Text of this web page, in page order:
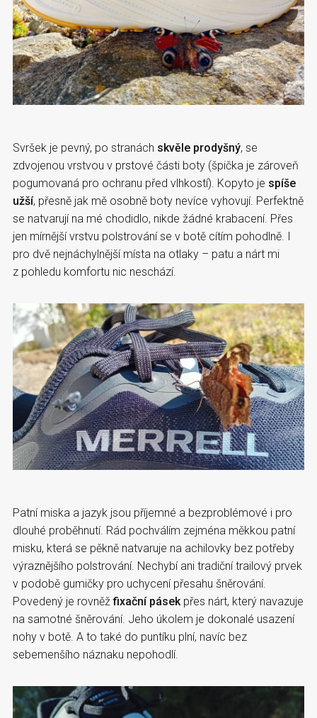
Svršek je pevný, po stranách skvěle prodyšný, se
zdvojenou vrstvou v prstové části boty (špička je zároveň
pogumovaná pro ochranu před vlhkostí). Kopyto je spíše
užší, přesně jak mě osobně boty nevíce vyhovují. Perfektně
se natvarují na mé chodidlo, nikde žádné krabacení. Přes
jen mírnější vrstvu polstrování se v botě cítím pohodlně. I
pro dvě nejnáchylnější místa na otlaky – patu a nárt mi
z pohledu komfortu nic neschází.
Patní miska a jazyk jsou příjemné a bezproblémové i pro
dlouhé proběhnutí. Rád pochválím zejména měkkou patní
misku, která se pěkně natvaruje na achilovky bez potřeby
výraznějšího polstrování. Nechybí ani tradiční trailový prvek
v podobě gumičky pro uchycení přesahu šněrování.
Povedený je rovněžfixační pásekpřes nárt, který navazuje
na samotné šněrování. Jeho úkolem je dokonalé usazení
nohy v botě. A to také do puntíku plní, navíc bez
sebemenšího náznaku nepohodlí.